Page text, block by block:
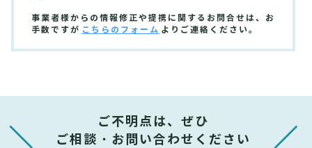
事業者様からの情報修正や提携に関するお問合せは、お
手数ですが こちらのフォーム よりご連絡ください。
ご不明点は、ぜひ
ご相談・お問い合わせください